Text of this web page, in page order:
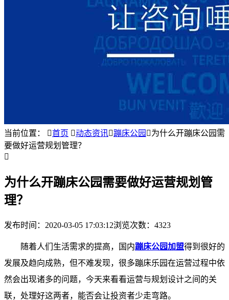
当前位置： 首页 动态资讯蹦床公园 为什么开蹦床公园需
要做好运营规划管理？

为什么开蹦床公园需要做好运营规划管
理？
发布时间： 2020-03-05 17:03:12浏览次数：4323
随着人们生活需求的提高，国内蹦床公园加盟得到很好的
发展及趋向成熟，但不难发现，很多蹦床乐园在运营过程中依
然会出现诸多的问题，今天来看看运营与规划设计之间的关
联，处理好这两者，能否会让投资者少走弯路。